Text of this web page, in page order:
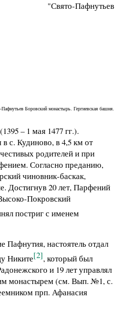
Боровский монастырь. Гергиевская башня.
– 1 мая 1477 гг.).
с. Кудиново, в 4,5 км от
родителей и при
Согласно преданию,
чиновник-баскак,
Достигнув 20 лет, Парфений
Покровский
постриг с именем
Пафнутия, настоятель отдал
Никите[2], который был
и 19 лет управлял
монастырем (см. Вып. №1, с.
прп. Афанасия